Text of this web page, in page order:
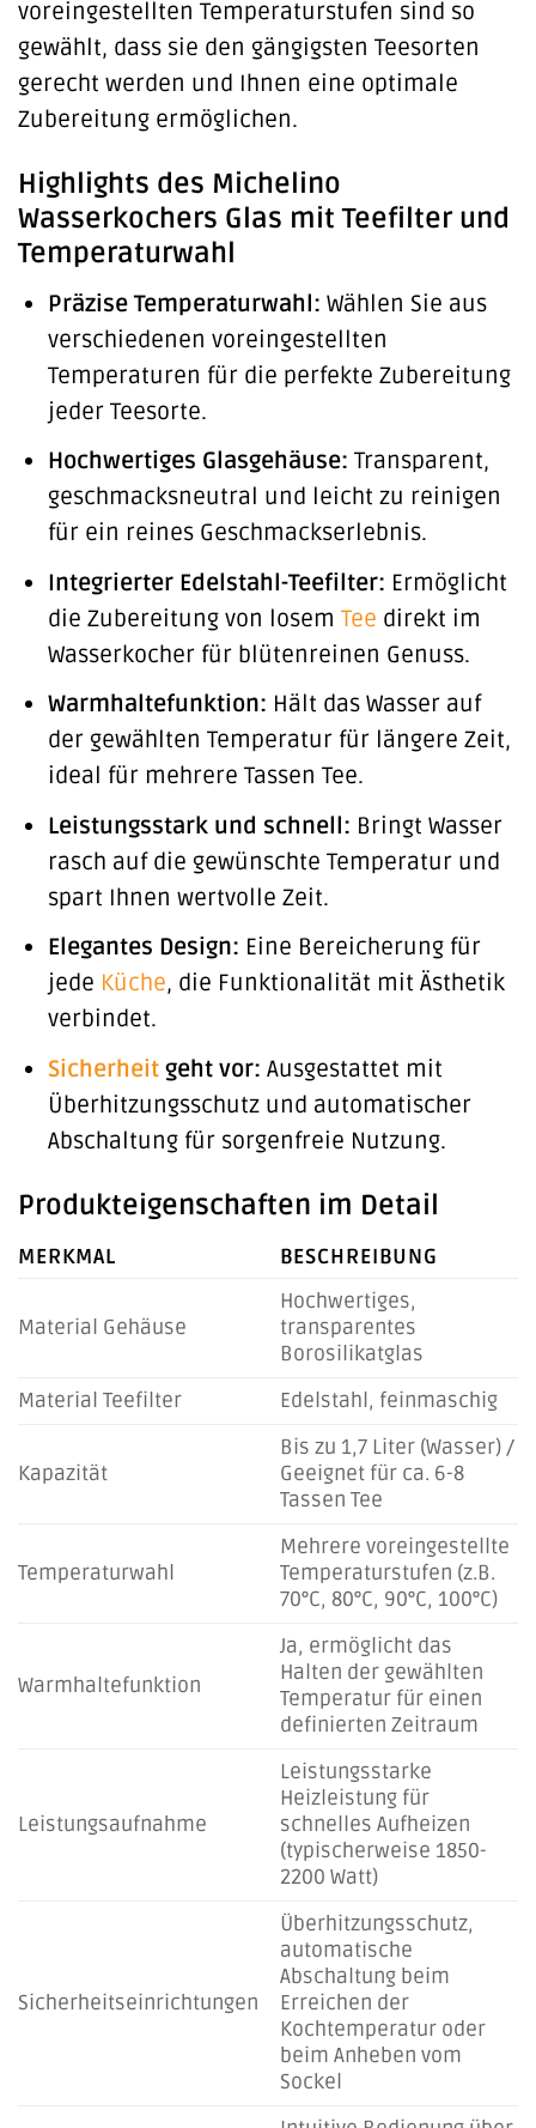
voreingestellten Temperaturstufen sind so
gewählt, dass sie den gängigsten Teesorten
gerecht werden und Ihnen eine optimale
Zubereitung ermöglichen.
Highlights des Michelino
Wasserkochers Glas mit Teefilter und
Temperaturwahl
Präzise Temperaturwahl: Wählen Sie aus
verschiedenen voreingestellten
Temperaturen für die perfekte Zubereitung
jeder Teesorte.
Hochwertiges Glasgehäuse: Transparent,
geschmacksneutral und leicht zu reinigen
für ein reines Geschmackserlebnis.
Integrierter Edelstahl-Teefilter: Ermöglicht
die Zubereitung von losem Tee direkt im
Wasserkocher für blütenreinen Genuss.
Warmhaltefunktion: Hält das Wasser auf
der gewählten Temperatur für längere Zeit,
ideal für mehrere Tassen Tee.
Leistungsstark und schnell: Bringt Wasser
rasch auf die gewünschte Temperatur und
spart Ihnen wertvolle Zeit.
Elegantes Design: Eine Bereicherung für
jede Küche, die Funktionalität mit Ästhetik
verbindet.
Sicherheitgeht vor: Ausgestattet mit
Überhitzungsschutz und automatischer
Abschaltung für sorgenfreie Nutzung.
Produkteigenschaften im Detail
MERKMAL BESCHREIBUNG
Material Gehäuse
Hochwertiges,
transparentes
Borosilikatglas
Material Teefilter
Edelstahl, feinmaschig
Kapazität
Bis zu 1,7 Liter (Wasser) /
Geeignet für ca. 6-8
Tassen Tee
Temperaturwahl
Mehrere voreingestellte
Temperaturstufen (z.B.
70°C, 80°C, 90°C, 100°C)
Warmhaltefunktion
Ja, ermöglicht das
Halten der gewählten
Temperatur für einen
definierten Zeitraum
Leistungsaufnahme
Leistungsstarke
Heizleistung für
schnelles Aufheizen
(typischerweise 1850-
2200 Watt)
Sicherheitseinrichtungen
Überhitzungsschutz,
automatische
Abschaltung beim
Erreichen der
Kochtemperatur oder
beim Anheben vom
Sockel